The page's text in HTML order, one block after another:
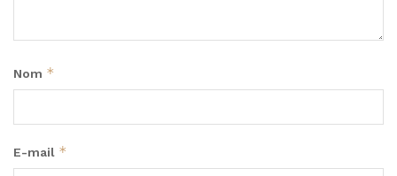
Nom *
E-mail *